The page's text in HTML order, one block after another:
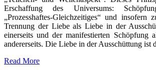
Erschaffung des Universums:
„Prozesshaftes-Gleichzeitiges“ und insofern
Trennung der Liebe als Liebe in der
einerseits und der manifestierten Schöpfung
andererseits. Die Liebe in der Ausschüttung ist
Read More